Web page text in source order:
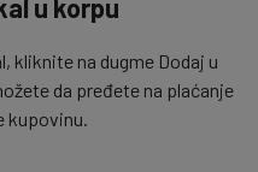
u korpu
kliknite na dugme Dodaj u
da pređete na plaćanje
kupovinu.